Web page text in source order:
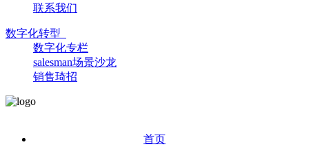
联系我们
数字化转型
数字化专栏
salesman场景沙龙
销售琦招
首页